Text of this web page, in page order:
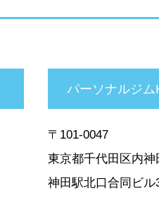
パーソナルジ
〒101-0047
東京都千代田区内神
神田駅北口合同ビル